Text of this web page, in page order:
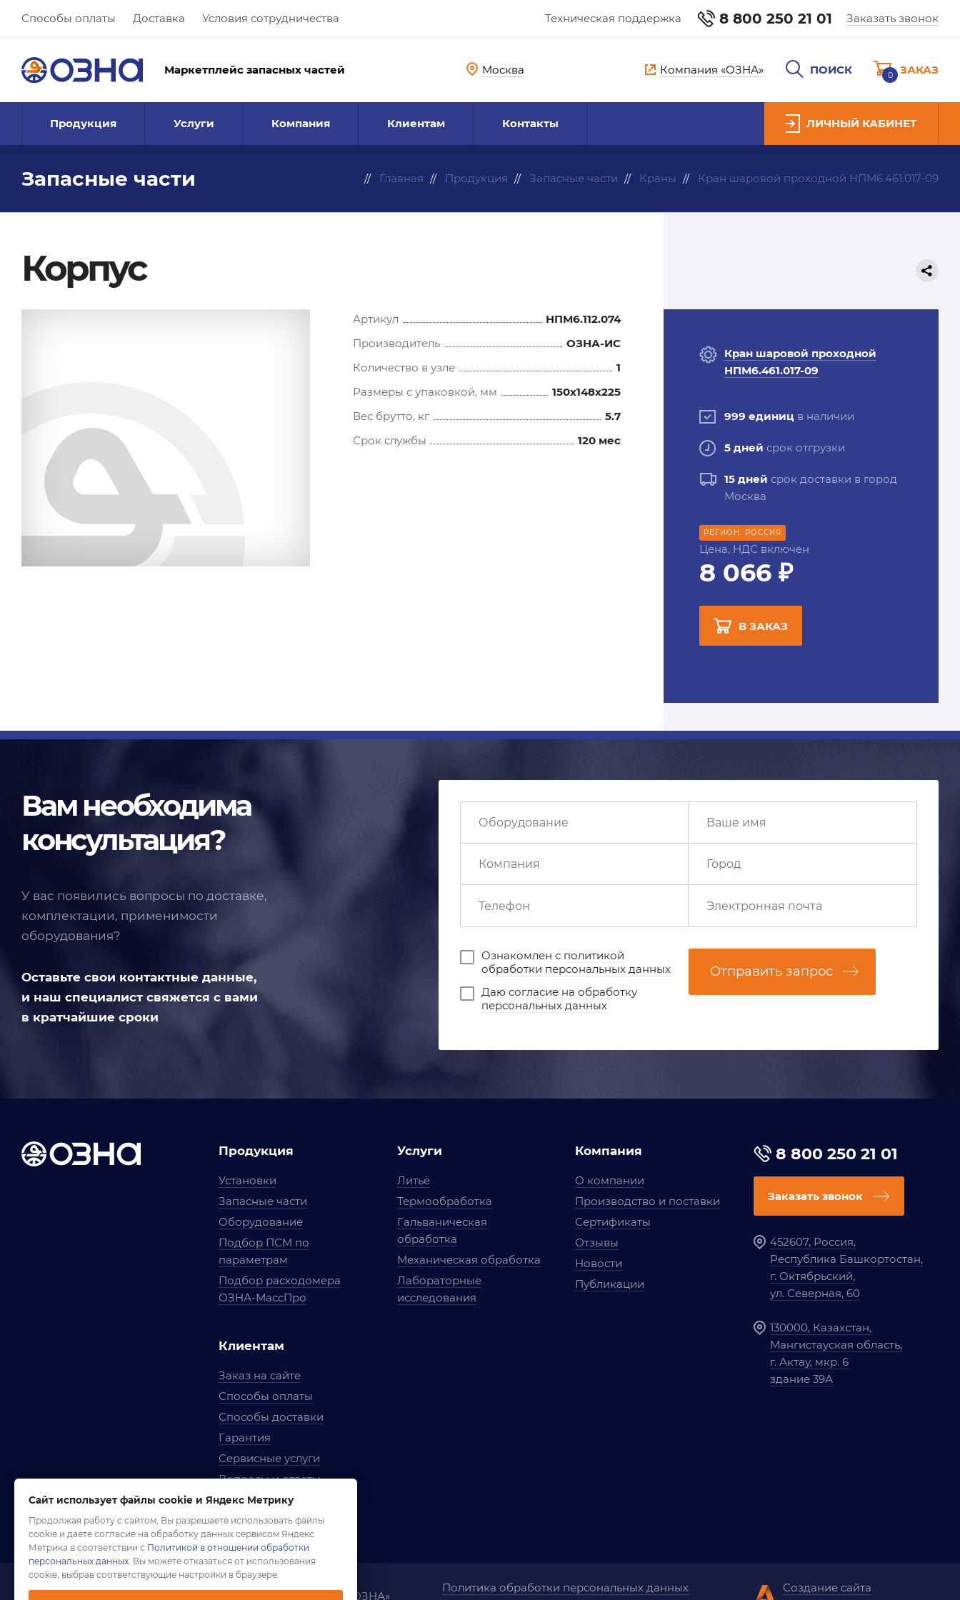
Способы оплаты Доставка Условия сотрудничества Техническая поддержка 8 800 250 21 01 Заказать звонок
Маркетплейс запасных частей Москва Компания «ОЗНА» ПОИСК 0 ЗАКАЗ
Продукция Услуги Компания Клиентам Контакты ЛИЧНЫЙ КАБИНЕТ
Запасные части Главная Продукция Запасные части Краны Кран шаровой проходной НПМ6.461.017-09
Корпус
Артикул
НПМ6.112.074
Производитель
ОЗНА-ИС
Количество в узле
1
Размеры с упаковкой, мм
150x148x225
Вес брутто, кг
5.7
Срок службы
120 мес
Кран шаровой проходной
НПМ6.461.017-09
999 единиц в наличии
5 дней срок отгрузки
15 дней срок доставки в город
Москва
РЕГИОН: РОССИЯ
Цена, НДС включен
8 066 ₽
В ЗАКАЗ
Вам необходима
консультация?
У вас появились вопросы по доставке,
комплектации, применимости
оборудования?
Оставьте свои контактные данные,
и наш специалист свяжется с вами
в кратчайшие сроки
Ознакомлен с политикой
обработки персональных данных
Даю согласие на обработку
персональных данных
Отправить запрос
Продукция
Установки
Запасные части
Оборудование
Подбор ПСМ по
параметрам
Подбор расходомера
ОЗНА-МассПро
Клиентам
Заказ на сайте
Способы оплаты
Способы доставки
Гарантия
Сервисные услуги
Вопросы и ответы
Условия сотрудничества
Правила использования
Услуги
Литьё
Термообработка
Гальваническая
обработка
Механическая обработка
Лабораторные
исследования
Компания
О компании
Производство и поставки
Сертификаты
Отзывы
Новости
Публикации
8 800 250 21 01
Заказать звонок
452607, Россия,
Республика Башкортостан,
г. Октябрьский,
ул. Северная, 60
130000, Казахстан,
Мангистауская область,
г. Актау, мкр. 6
здание 39А
Компания «ОЗНА»
Политика обработки персональных данных
Создание сайта
Сайт использует файлы cookie и Яндекс Метрику
Продолжая работу с сайтом, Вы разрешаете использовать файлы
cookie и даете согласие на обработку данных сервисом Яндекс
Метрика в соответствии с Политикой в отношении обработки
персональных данных. Вы можете отказаться от использования
cookie, выбрав соответствующие настройки в браузере.